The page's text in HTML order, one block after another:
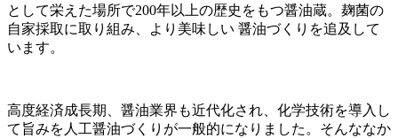
として栄えた場所で200年以上の歴史をもつ醤油蔵。麹菌の
自家採取に取り組み、より美味しい 醤油づくりを追及して
います。
高度経済成長期、醤油業界も近代化され、化学技術を導入し
て旨みを人工醤油づくりが一般的になりました。そんななか